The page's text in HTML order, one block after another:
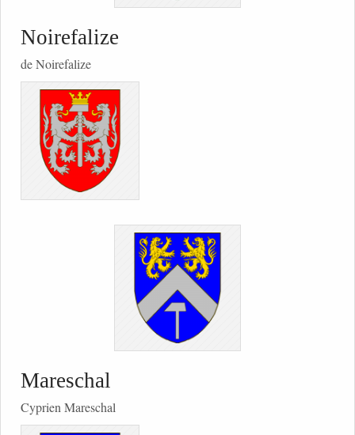
Noirefalize
de Noirefalize
Mareschal
Cyprien Mareschal